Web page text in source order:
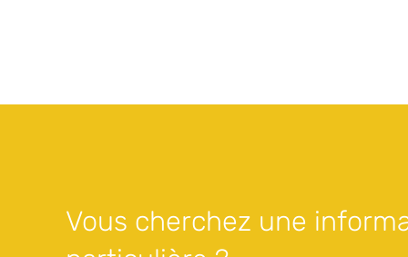
Vous cherchez une